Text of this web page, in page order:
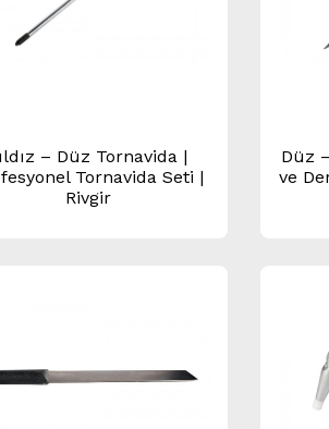
– Düz Tornavida |
Tornavida Seti |
Rivgir
Düz
ve